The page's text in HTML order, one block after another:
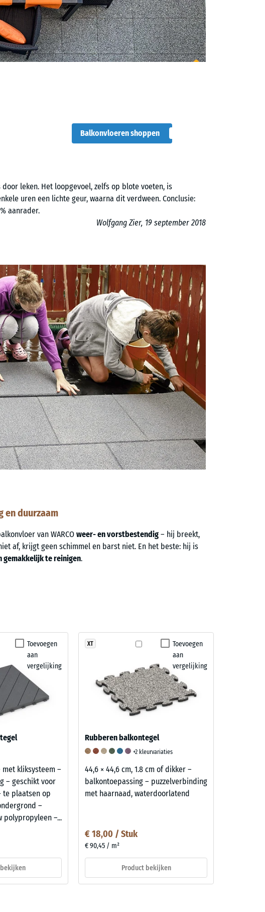
Balkonvloeren shoppen
leken. Het loopgevoel, zelfs op blote voeten, is
uren een lichte geur, waarna dit verdween. Conclusie:
aanrader.
Wolfgang Zier, 19 september 2018
en duurzaam
van WARCO weer- en vorstbestendig – hij breekt,
af, krijgt geen schimmel en barst niet. En het beste: hij is
gemakkelijk te reinigen.
Toevoegen
aan
vergelijking
met kliksysteem –
– geschikt voor
te plaatsen op
–
polypropyleen –...
Toevoegen
aan
vergelijking
XT
Rubberen balkontegel
+2 kleurvariaties
44,6 × 44,6 cm, 1.8 cm of dikker –
balkontoepassing – puzzelverbinding
met haarnaad, waterdoorlatend
€ 18,00 / Stuk
€ 90,45 / m²
Product bekijken